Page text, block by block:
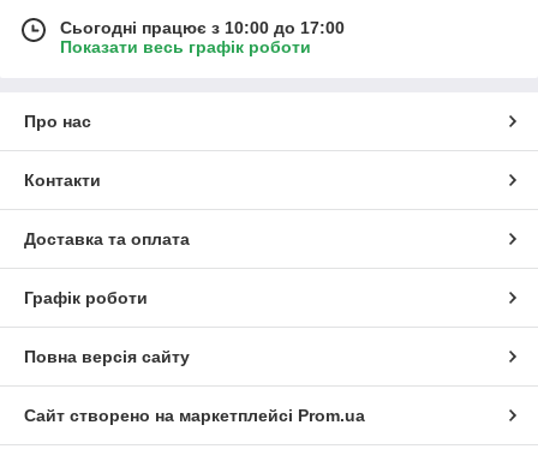
Сьогодні працює з 10:00 до 17:00
Показати весь графік роботи
Про нас
Контакти
Доставка та оплата
Графік роботи
Повна версія сайту
Сайт створено на маркетплейсі Prom.ua